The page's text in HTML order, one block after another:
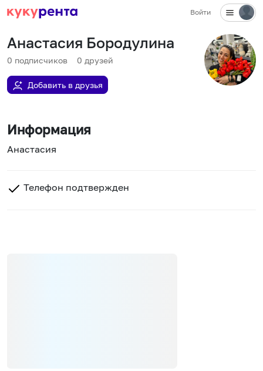
Войти
Анастасия Бородулина
0 подписчиков 0 друзей
Добавить в друзья
Информация
Анастасия
Телефон подтвержден